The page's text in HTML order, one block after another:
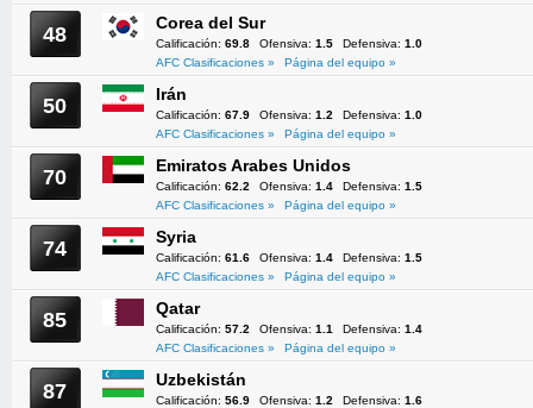
48 Corea del Sur
Calificación: 69.8 Ofensiva: 1.5 Defensiva: 1.0
AFC Clasificaciones »
Página del equipo »
50 Irán
Calificación: 67.9 Ofensiva: 1.2 Defensiva: 1.0
AFC Clasificaciones »
Página del equipo »
70 Emiratos Arabes Unidos
Calificación: 62.2 Ofensiva: 1.4 Defensiva: 1.5
AFC Clasificaciones »
Página del equipo »
74 Syria
Calificación: 61.6 Ofensiva: 1.4 Defensiva: 1.5
AFC Clasificaciones »
Página del equipo »
85 Qatar
Calificación: 57.2 Ofensiva: 1.1 Defensiva: 1.4
AFC Clasificaciones »
Página del equipo »
87 Uzbekistán
Calificación: 56.9 Ofensiva: 1.2 Defensiva: 1.6